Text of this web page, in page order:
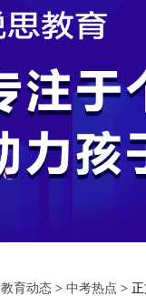
教育动态 > 中考热点 >